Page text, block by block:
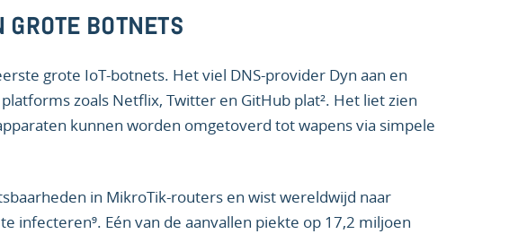
BOTNETS
grote IoT-botnets. Het viel DNS-provider Dyn aan en
zoals Netflix, Twitter en GitHub plat². Het liet zien
kunnen worden omgetoverd tot wapens via simpele
in MikroTik-routers en wist wereldwijd naar
infecteren⁹. Eén van de aanvallen piekte op 17,2 miljoen